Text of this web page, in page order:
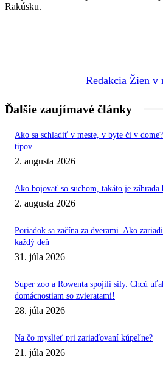
Rakúsku.
Redakcia Žien v
Ďalšie zaujímavé články
Ako sa schladiť v meste, v byte či v
tipov
2. augusta 2026
Ako bojovať so suchom, takáto je záhrada
2. augusta 2026
Poriadok sa začína za dverami. Ako
každý deň
31. júla 2026
Super zoo a Rowenta spojili sily. Chcú
domácnostiam so zvieratami!
28. júla 2026
Na čo myslieť pri zariaďovaní kúpeľne?
21. júla 2026